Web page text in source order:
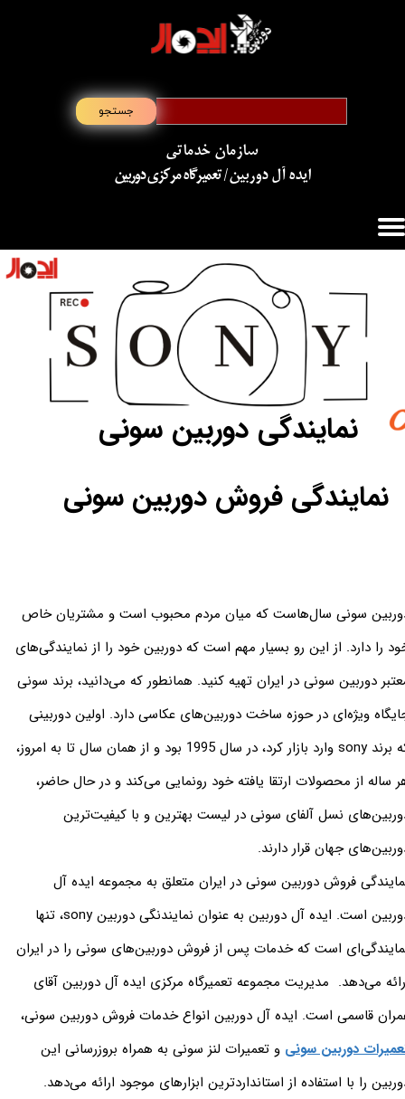
سازمان خدماتی
​​​​​​​ایده آل دوربین/ تعمیرگاه مرکزی دوربین
جستجو
نمایندگی دوربین سونی
نمایندگی فروش دوربین سونی
سونی سال‌هاست که میان مردم محبوب است و مشتریان خاص
را دارد. از این رو بسیار مهم است که دوربین خود را از نمایندگی‌های
دوربین سونی در ایران تهیه کنید. همانطور که می‌دانید، برند سونی
ویژه‌ای در حوزه ساخت دوربین‌های عکاسی دارد. اولین دوربینی
که برند sony وارد بازار کرد، در سال 1995 بود و از همان سال تا به امروز،
ساله از محصولات ارتقا یافته خود رونمایی می‌کند و در حال حاضر،
نسل آلفای سونی در لیست بهترین و با کیفیت‌ترین
جهان قرار دارند.
فروش دوربین سونی در ایران متعلق به مجموعه ایده آل
دوربین است. ایده آل دوربین به عنوان نمایندنگی دوربین sony، تنها
است که خدمات پس از فروش دوربین‌های سونی را در ایران
می‌دهد. مدیریت مجموعه تعمیرگاه مرکزی ایده آل دوربین آقای
قاسمی است. ایده آل دوربین انواع خدمات فروش دوربین سونی،
دوربین سونی و تعمیرات لنز سونی به همراه بروزرسانی این
را با استفاده از استانداردترین ابزارهای موجود ارائه می‌دهد.